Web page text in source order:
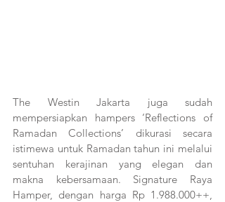
The Westin Jakarta juga sudah
mempersiapkan hampers ‘Reflections of
Ramadan Collections’ dikurasi secara
istimewa untuk Ramadan tahun ini melalui
sentuhan kerajinan yang elegan dan
makna kebersamaan. Signature Raya
Hamper, dengan harga Rp 1.988.000++,